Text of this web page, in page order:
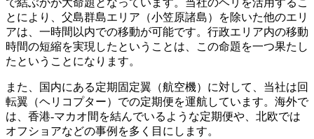
で結ぶかが大命題となっています。当社のヘリを活用するこ
とにより、父島群島エリア（小笠原諸島）を除いた他のエリ
アは、一時間以内での移動が可能です。行政エリア内の移動
時間の短縮を実現したということは、この命題を一つ果たし
たということになります。
また、国内にある定期固定翼（航空機）に対して、当社は回
転翼（ヘリコプター）での定期便を運航しています。海外で
は、香港-マカオ間を結んでいるような定期便や、北欧では
オフショアなどの事例を多く目にします。